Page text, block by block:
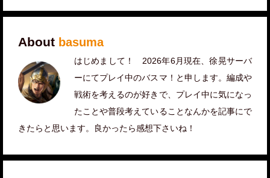
About basuma
はじめまして！ 2026年6月現在、徐晃サーバ
ーにてプレイ中のバスマ！と申します。編成や
戦術を考えるのが好きで、プレイ中に気になっ
たことや普段考えていることなんかを記事にで
きたらと思います。良かったら感想下さいね！